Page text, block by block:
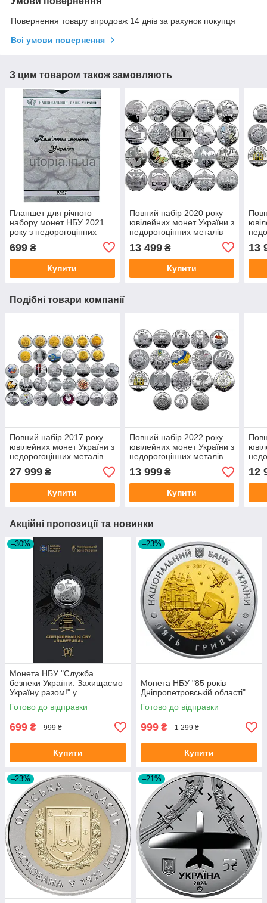
Повернення товару впродовж 14 днів за рахунок покупця
Всі умови повернення
З цим товаром також замовляють
Планшет для річного
набору монет НБУ 2021
року з недорогоцінних
699 ₴
Купити
Повний набір 2020 року
ювілейних монет України з
недорогоцінних металів
13 499₴
Купити
13
Подібні товари компанії
Повний набір 2017 року
ювілейних монет України з
недорогоцінних металів
27 999 ₴
Купити
Повний набір 2022 року
ювілейних монет України з
недорогоцінних металів
13 999₴
Купити
12
Акційні пропозиції та новинки
–30%
Монета НБУ "Служба
безпеки України. Захищаємо
Україну разом!" у
сувенірному пакованні
Готово до відправки
699 ₴ 999 ₴
Купити
–23%
Монета НБУ "85 років
Дніпропетровській області"
Готово до відправки
999 ₴ 1 299 ₴
Купити
–23% –21%